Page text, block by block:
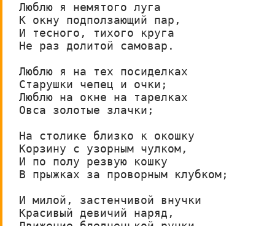
Люблю я немятого луга
К окну подползающий пар,
И тесного, тихого круга
Не раз долитой самовар.
Люблю я на тех посиделках
Старушки чепец и очки;
Люблю на окне на тарелках
Овса золотые злачки;
На столике близко к окошку
Корзину с узорным чулком,
И по полу резвую кошку
В прыжках за проворным клубком;
И милой, застенчивой внучки
Красивый девичий наряд,